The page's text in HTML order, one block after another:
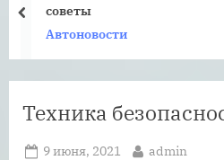
советы
Автоновости
prev
Техника
Posted
9 июня, 2021 By
admin